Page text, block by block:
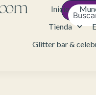
Inicio
Tienda
Glitter bar &